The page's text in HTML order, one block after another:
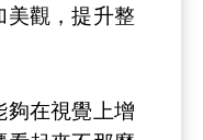
美觀，提升整
夠在視覺上增